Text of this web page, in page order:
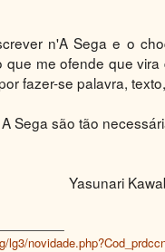
n'A Sega e o
que me ofende que
fazer-se palavra,
Sega são tão
Yasunari
lg3/